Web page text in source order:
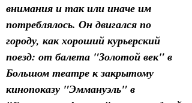
внимания и так или иначе им
потреблялось. Он двигался по
городу, как хороший курьерский
поезд: от балета "Золотой век" в
Большом театре к закрытому
кинопоказу "Эммануэль" в